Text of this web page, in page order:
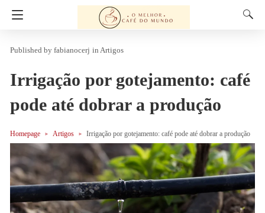
fabianocerj in Artigos
Irrigação por gotejamento: café
pode até dobrar a produção
Homepage Artigos Irrigação por gotejamento: café pode até dobrar a produção